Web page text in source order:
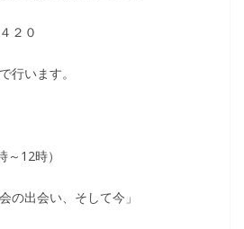
２０
います。
～12時）
の出会い、そして今」